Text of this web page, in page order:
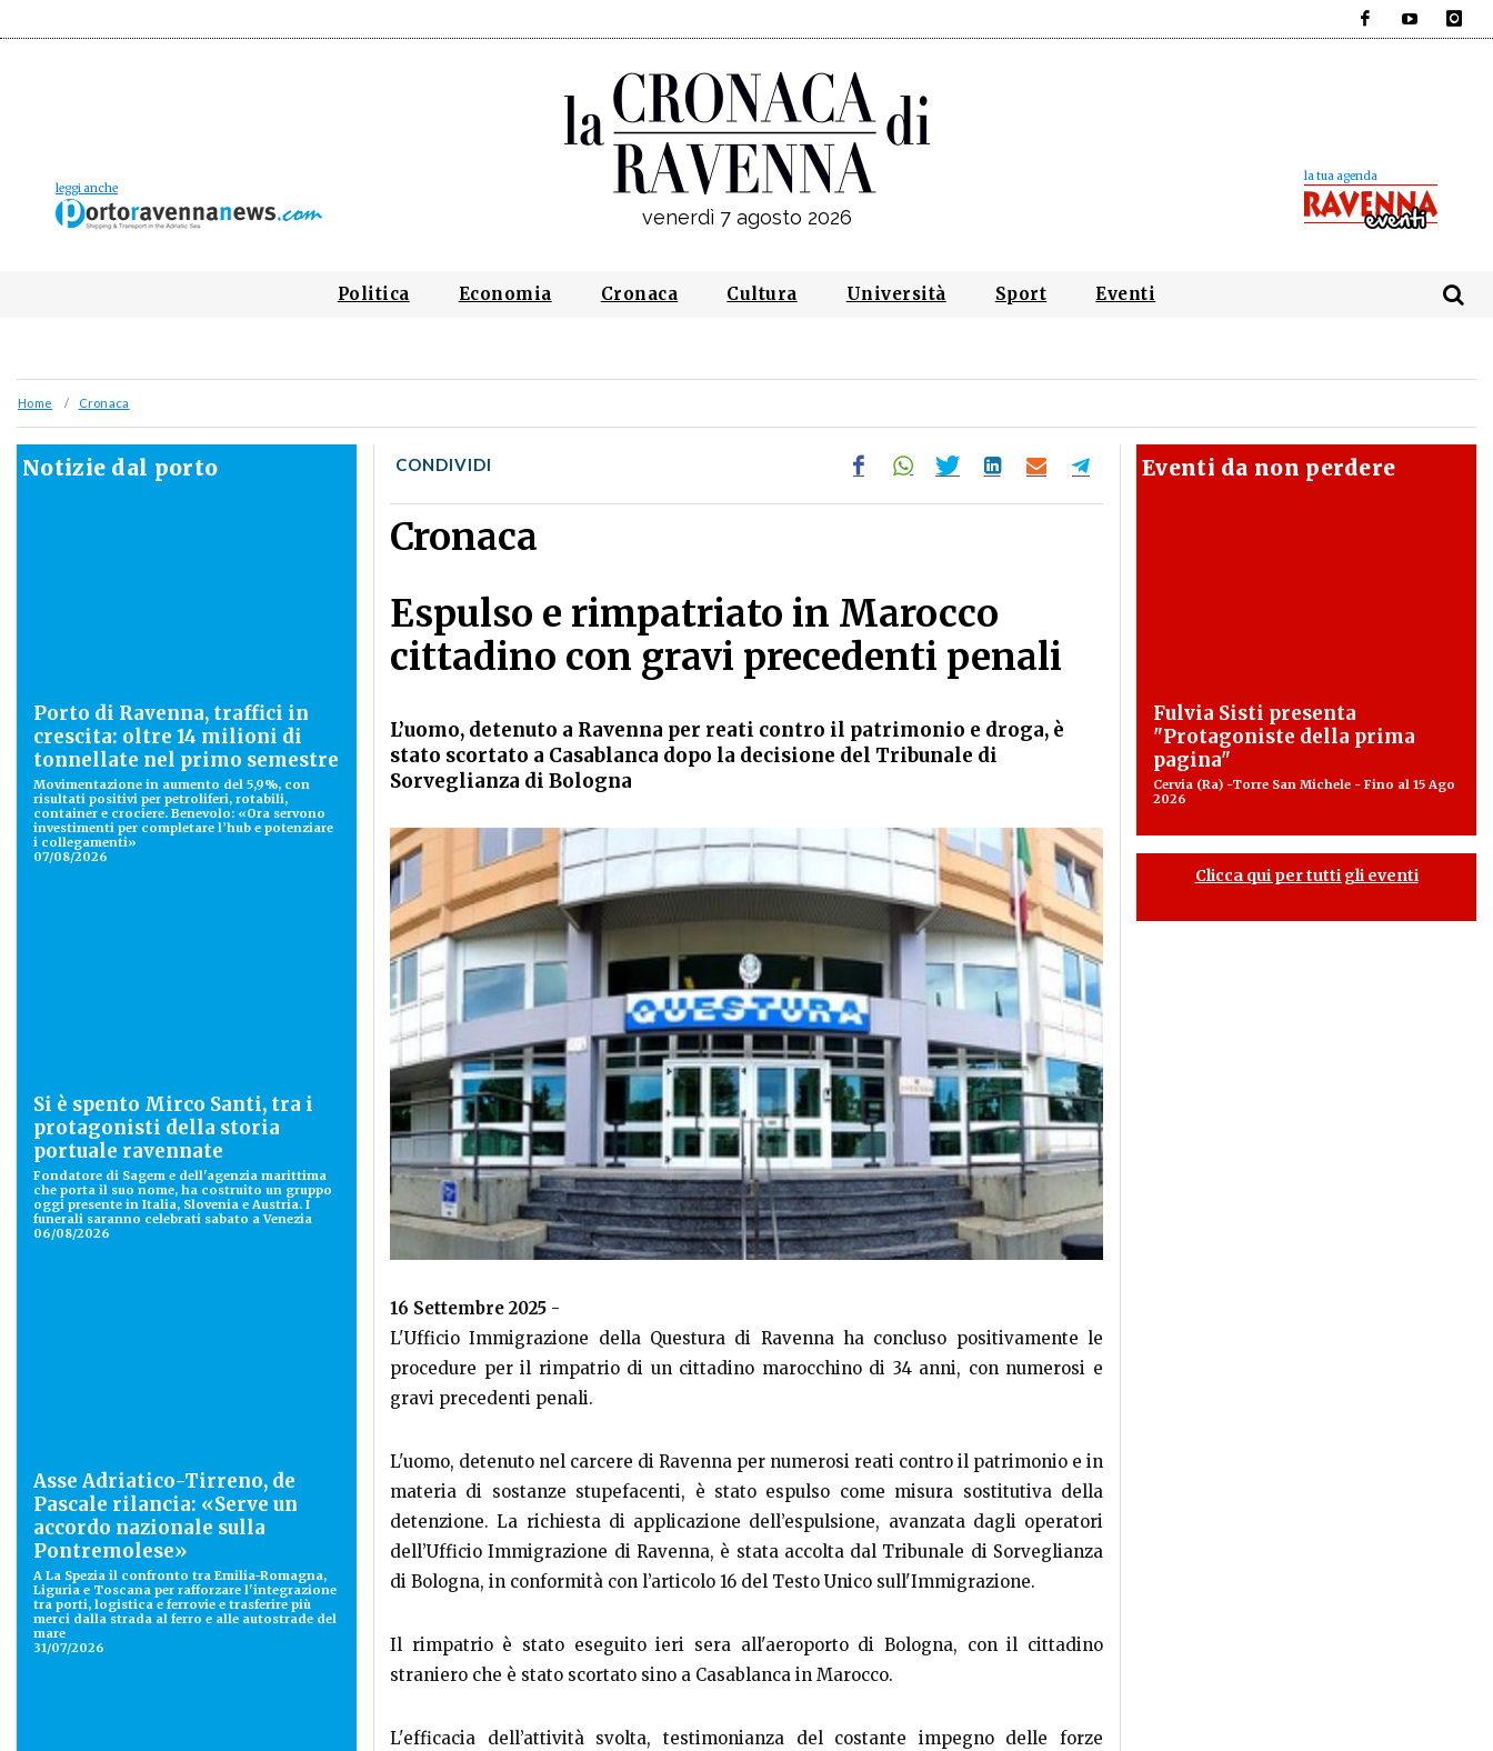
venerdì 7 agosto 2026
Politica Economia Cronaca Cultura Università Sport Eventi
Home Cronaca
Notizie dal porto
Porto di Ravenna, traffici in
crescita: oltre 14 milioni di
tonnellate nel primo semestre
Movimentazione in aumento del 5,9%, con
risultati positivi per petroliferi, rotabili,
container e crociere. Benevolo: «Ora servono
investimenti per completare l’hub e potenziare
i collegamenti»
07/08/2026
Si è spento Mirco Santi, tra i
protagonisti della storia
portuale ravennate
Fondatore di Sagem e dell'agenzia marittima
che porta il suo nome, ha costruito un gruppo
oggi presente in Italia, Slovenia e Austria. I
funerali saranno celebrati sabato a Venezia
06/08/2026
Asse Adriatico-Tirreno, de
Pascale rilancia: «Serve un
accordo nazionale sulla
Pontremolese»
A La Spezia il confronto tra Emilia-Romagna,
Liguria e Toscana per rafforzare l'integrazione
tra porti, logistica e ferrovie e trasferire più
merci dalla strada al ferro e alle autostrade del
mare
31/07/2026
CONDIVIDI
Cronaca
Espulso e rimpatriato in Marocco
cittadino con gravi precedenti penali
L’uomo, detenuto a Ravenna per reati contro il patrimonio e droga, è
stato scortato a Casablanca dopo la decisione del Tribunale di
Sorveglianza di Bologna
16 Settembre 2025 -
L'Ufficio Immigrazione della Questura di Ravenna ha concluso positivamente le
procedure per il rimpatrio di un cittadino marocchino di 34 anni, con numerosi e
gravi precedenti penali.
L'uomo, detenuto nel carcere di Ravenna per numerosi reati contro il patrimonio e in
materia di sostanze stupefacenti, è stato espulso come misura sostitutiva della
detenzione. La richiesta di applicazione dell’espulsione, avanzata dagli operatori
dell’Ufficio Immigrazione di Ravenna, è stata accolta dal Tribunale di Sorveglianza
di Bologna, in conformità con l’articolo 16 del Testo Unico sull'Immigrazione.
Il rimpatrio è stato eseguito ieri sera all'aeroporto di Bologna, con il cittadino
straniero che è stato scortato sino a Casablanca in Marocco.
L'efficacia dell’attività svolta, testimonianza del costante impegno delle forze
Eventi da non perdere
Fulvia Sisti presenta
"Protagoniste della prima
pagina"
Cervia (Ra) -Torre San Michele - Fino al 15 Ago
2026
Clicca qui per tutti gli eventi